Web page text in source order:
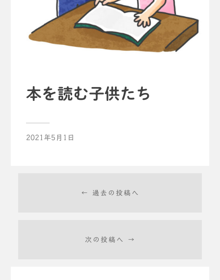
本を読む子供たち
2021年5月1日
← 過去の投稿へ
次の投稿へ →